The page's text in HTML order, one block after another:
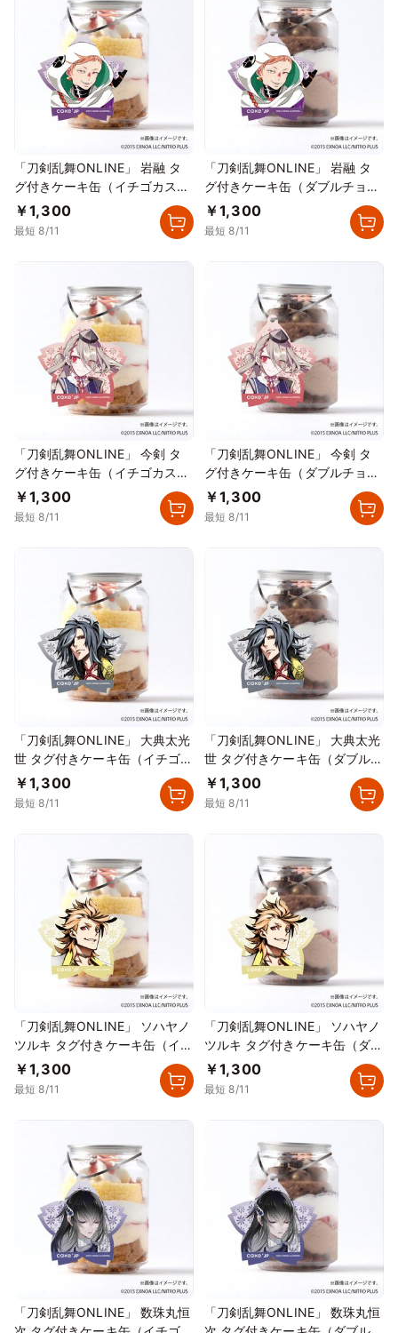
「刀剣乱舞ONLINE」 岩融 タ
グ付きケーキ缶（イチゴカスタ
ード）
￥1,300
最短 8/11
「刀剣乱舞ONLINE」 岩融 タ
グ付きケーキ缶（ダブルチョコ
レート）
￥1,300
最短 8/11
「刀剣乱舞ONLINE」 今剣 タ
グ付きケーキ缶（イチゴカスタ
ード）
￥1,300
最短 8/11
「刀剣乱舞ONLINE」 今剣 タ
グ付きケーキ缶（ダブルチョコ
レート）
￥1,300
最短 8/11
「刀剣乱舞ONLINE」 大典太光
世 タグ付きケーキ缶（イチゴカ
スタード）
￥1,300
最短 8/11
「刀剣乱舞ONLINE」 大典太光
世 タグ付きケーキ缶（ダブルチ
ョコレート）
￥1,300
最短 8/11
「刀剣乱舞ONLINE」 ソハヤノ
ツルキ タグ付きケーキ缶（イチ
ゴカスタード）
￥1,300
最短 8/11
「刀剣乱舞ONLINE」 ソハヤノ
ツルキ タグ付きケーキ缶（ダブ
ルチョコレート）
￥1,300
最短 8/11
「刀剣乱舞ONLINE」 数珠丸恒
「刀剣乱舞ONLINE」 数珠丸恒